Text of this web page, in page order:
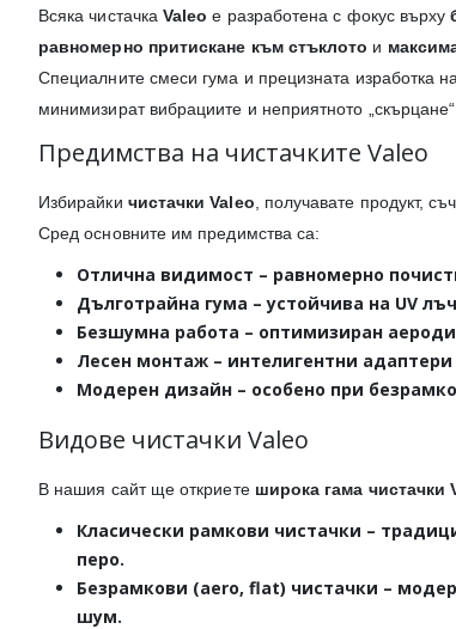
Всяка чистачкаValeo е разработена с фокус върху
равномерно притискане към стъклото и
Специалните смеси гума и прецизната изработка
минимизират вибрациите и неприятното
Предимства на чистачките Valeo
Избирайки чистачки Valeo , получавате продукт,
Сред основните им предимства са:
Отлична видимост – равномерно
Дълготрайна гума – устойчива на UV
Безшумна работа – оптимизиран
Лесен монтаж – интелигентни
Модерен дизайн – особено при
Видове чистачки Valeo
В нашия сайт ще откриете широка гама чистачки
Класически рамкови чистачки –
перо.
Безрамкови (aero, flat) чистачки –
шум.